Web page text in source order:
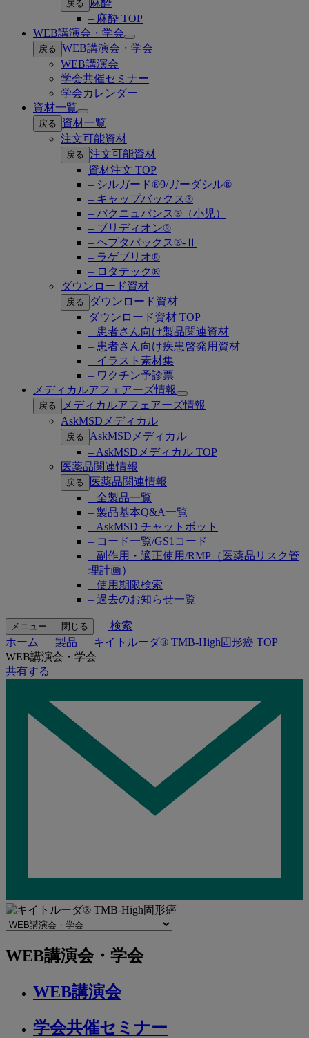
戻る
麻酔
– 麻酔 TOP
WEB講演会・学会
Open
submenu
戻る WEB講演会・学会
WEB講演会
学会共催セミナー
学会カレンダー
資材一覧
Open
submenu
戻る
資材一覧
注文可能資材
戻る 注文可能資材
資材注文 TOP
– シルガード®9/ガーダシル®
– キャップバックス®
– バクニュバンス®（小児）
– ブリディオン®
– ヘプタバックス®-Ⅱ
– ラゲブリオ®
– ロタテック®
ダウンロード資材
戻る
ダウンロード資材
ダウンロード資材 TOP
– 患者さん向け製品関連資材
– 患者さん向け疾患啓発用資材
– イラスト素材集
– ワクチン予診票
メディカルアフェアーズ情報
Open
submenu
戻る
メディカルアフェアーズ情報
AskMSDメディカル
戻る
AskMSDメディカル
– AskMSDメディカル TOP
医薬品関連情報
戻る
医薬品関連情報
– 全製品一覧
– 製品基本Q&A一覧
– AskMSD チャットボット
– コード一覧/GS1コード
– 副作用・適正使用/RMP（医薬品リスク管
理計画）
– 使用期限検索
– 過去のお知らせ一覧
メニュー 閉じる
検索
ホーム
製品
キイトルーダ® TMB-High固形癌 TOP
WEB講演会・学会
共有する
Navigate
関
連
WEB講演会・学会
WEB講演会
学会共催セミナー